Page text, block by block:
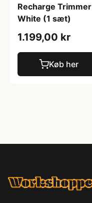
Recharge Trimmer
White (1 sæt)
1.199,00 kr
Køb her